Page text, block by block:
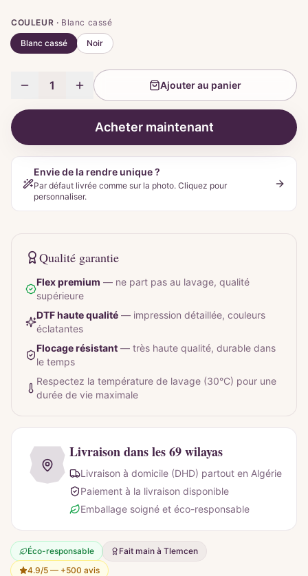
COULEUR · Blanc cassé
Blanc cassé
Noir
1 Ajouter au panier
Acheter maintenant
Envie de la rendre unique ?
Par défaut livrée comme sur la photo. Cliquez pour
personnaliser.
Qualité garantie
Flex premium — ne part pas au lavage, qualité
supérieure
DTF haute qualité — impression détaillée, couleurs
éclatantes
Flocage résistant — très haute qualité, durable dans
le temps
Respectez la température de lavage (30°C) pour une
durée de vie maximale
Livraison dans les 69 wilayas
Livraison à domicile (DHD) partout en Algérie
Paiement à la livraison disponible
Emballage soigné et éco-responsable
Éco-responsable
Fait main à Tlemcen
4.9/5 — +500 avis